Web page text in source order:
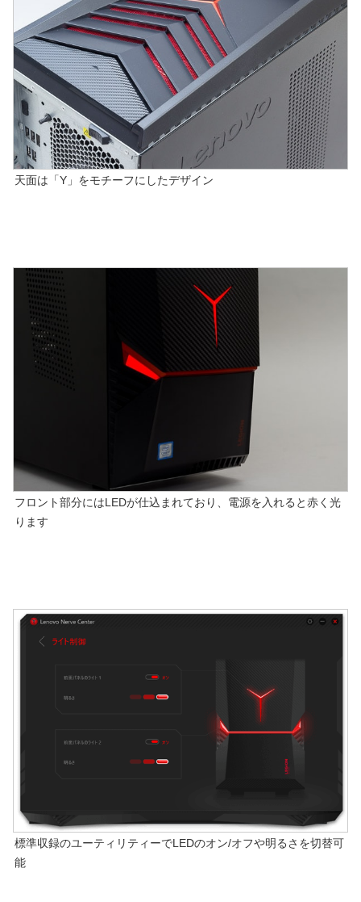
天面は「Y」をモチーフにしたデザイン
フロント部分にはLEDが仕込まれており、電源を入れると赤く光
ります
標準収録のユーティリティーでLEDのオン/オフや明るさを切替可
能